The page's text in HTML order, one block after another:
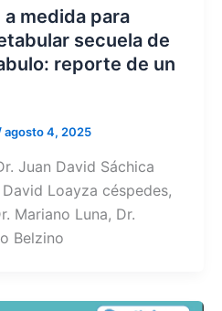
a medida para
secuela de
reporte de un
agosto 4, 2025
Juan David Sáchica
Loayza céspedes,
Mariano Luna, Dr.
Belzino